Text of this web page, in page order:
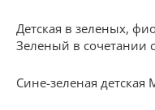
Детская в зеленых,
Зеленый в
Сине-зеленая